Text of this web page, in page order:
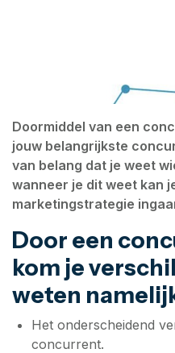
Doormiddel van een
jouw belangrijkste
van belang dat je weet
wanneer je dit weet kan
marketingstrategie
Door een
kom je
weten
Het onderscheidend
concurrent.